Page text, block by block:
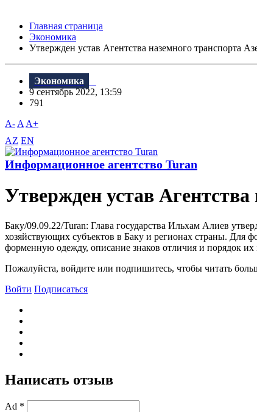
Главная страница
Экономика
Утвержден устав Агентства наземного транспорта
Экономика
9 сентябрь 2022, 13:59
791
A- A A+
AZ EN
Информационное агентство Turan
Утвержден устав
Баку/09.09.22/Turan: Глава государства Ильхам Алиев
хозяйствующих субъектов в Баку и регионах страны. Для
форменную одежду, описание знаков отличия и порядок
Пожалуйста, войдите или подпишитесь, чтобы читать
Войти Подписаться
Написать отзыв
Ad *